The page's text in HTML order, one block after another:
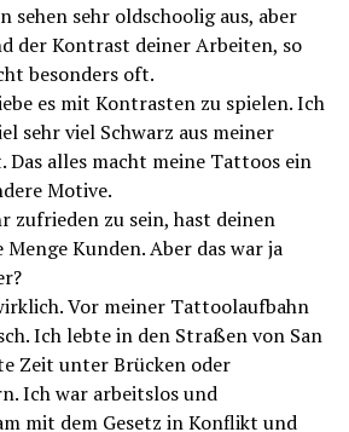
sehen sehr oldschoolig aus, aber
der Kontrast deiner Arbeiten, so
besonders oft.
es mit Kontrasten zu spielen. Ich
sehr viel Schwarz aus meiner
Das alles macht meine Tattoos ein
Motive.
zufrieden zu sein, hast deinen
Menge Kunden. Aber das war ja
Vor meiner Tattoolaufbahn
Ich lebte in den Straßen von San
Zeit unter Brücken oder
Ich war arbeitslos und
mit dem Gesetz in Konflikt und